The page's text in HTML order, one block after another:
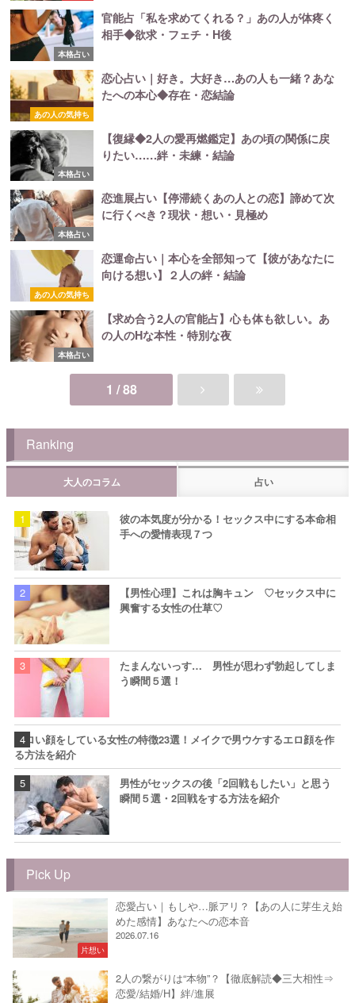
本格占い
官能占「私を求めてくれる？」あの人が体疼く
相手◆欲求・フェチ・H後
あの人の気持ち
恋心占い｜好き。大好き…あの人も一緒？あな
たへの本心◆存在・恋結論
本格占い
【復縁◆2人の愛再燃鑑定】あの頃の関係に戻
りたい……絆・未練・結論
本格占い
恋進展占い【停滞続くあの人との恋】諦めて次
に行くべき？現状・想い・見極め
あの人の気持ち
恋運命占い｜本心を全部知って【彼があなたに
向ける想い】２人の絆・結論
本格占い
【求め合う2人の官能占】心も体も欲しい。あ
の人のHな本性・特別な夜
1 / 88
Ranking
大人のコラム 占い
彼の本気度が分かる！セックス中にする本命相
手への愛情表現７つ
【男性心理】これは胸キュン ♡セックス中に
興奮する女性の仕草♡
たまんないっす… 男性が思わず勃起してしま
う瞬間５選！
エロい顔をしている女性の特徴23選！メイクで男ウケするエロ顔を作
る方法を紹介
男性がセックスの後「2回戦もしたい」と思う
瞬間５選・2回戦をする方法を紹介
Pick Up
片想い
恋愛占い｜もしや…脈アリ？【あの人に芽生え始
めた感情】あなたへの恋本音
2026.07.16
2人の繋がりは“本物”？【徹底解読◆三大相性⇒
恋愛/結婚/H】絆/進展